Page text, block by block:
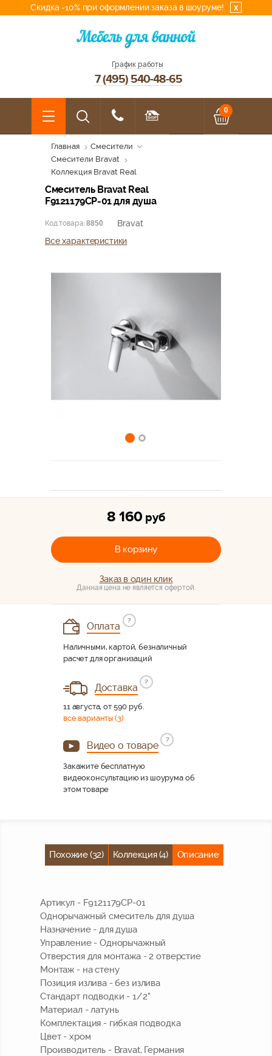
Скидка -10% при оформлении заказа в шоуруме! x
График работы
7 (495) 540-48-65
0
Главная
Смесители
Смесители Bravat
Коллекция Bravat Real
Смеситель Bravat Real
F9121179CP-01 для душа
Код товара: 8850
Bravat
Все характеристики
8 160 руб
В корзину
Заказ в один клик
Данная цена не является офертой.
Оплата
?
Наличными, картой, безналичный
расчет для организаций
Доставка
?
11 августа, от 590 руб.
все варианты (3)
Видео о товаре
?
Закажите бесплатную
видеоконсультацию из шоурума об
этом товаре
Похожие (32) Коллекция (4) Описание
Артикул - F9121179CP-01
Однорычажный смеситель для душа
Назначение - для душа
Управление - Однорычажный
Отверстия для монтажа - 2 отверстие
Монтаж - на стену
Позиция излива - без излива
Стандарт подводки - 1/2"
Материал - латунь
Комплектация - гибкая подводка
Цвет - хром
Производитель - Bravat, Германия